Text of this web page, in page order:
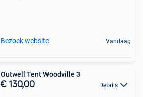
Bezoek website Vandaag
Outwell Tent Woodville 3
€ 130,00 Details